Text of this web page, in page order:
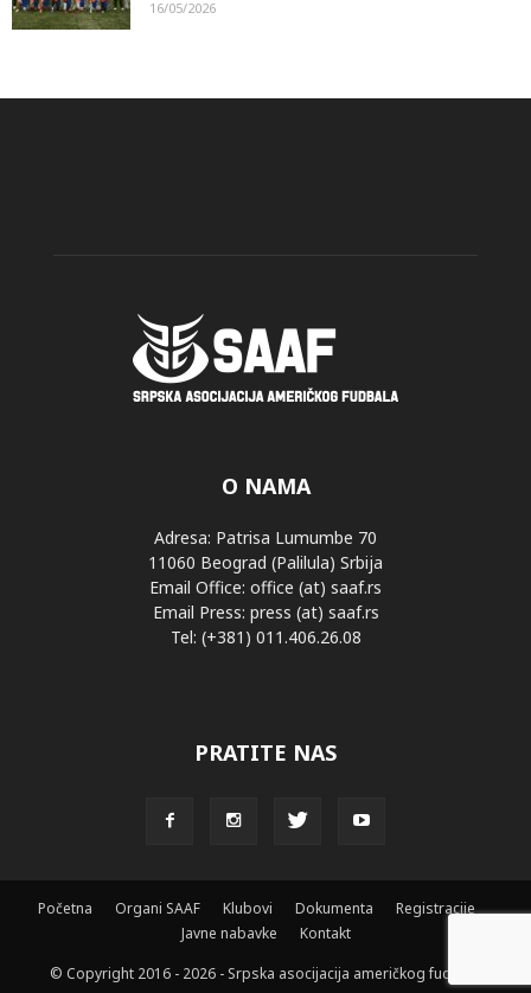
16/05/2026
O NAMA
Adresa: Patrisa Lumumbe 70
11060 Beograd (Palilula) Srbija
Email Office: office (at) saaf.rs
Email Press: press (at) saaf.rs
Tel: (+381) 011.406.26.08
PRATITE NAS
Početna Organi SAAF Klubovi Dokumenta
Registracije
Javne nabavke
Kontakt
© Copyright 2016 - 2026 - Srpska asocijacija američkog fudbala